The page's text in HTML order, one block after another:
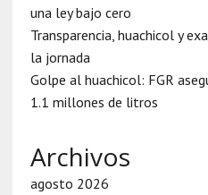
una ley bajo cero
Transparencia, huachicol y
la jornada
Golpe al huachicol: FGR
1.1 millones de litros
Archivos
agosto 2026